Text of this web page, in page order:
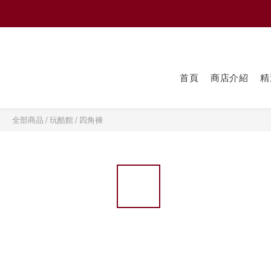
首頁 商店介紹
全部商品 /玩酷館/ 四角褲